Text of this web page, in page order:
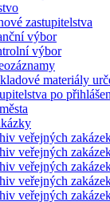
zastupitelstva
výbor
výbor
materiály
po
veřejných
veřejných
veřejných
veřejných
veřejných